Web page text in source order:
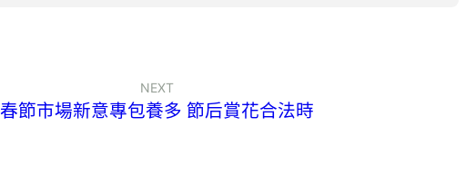
NEXT
春節市場新意專包養多 節后賞花合法時